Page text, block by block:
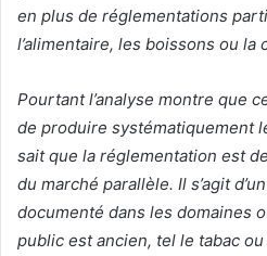
en plus de réglementations
l’alimentaire, les boissons ou
Pourtant l’analyse montre que
de produire systématiquement
sait que la réglementation est
du marché parallèle. Il s’agit
documenté dans les domaines
public est ancien, tel le tabac ou